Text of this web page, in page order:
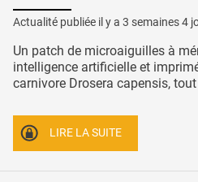
Actualité publiée il y a 3 semaines 4
Un patch de microaiguilles à
intelligence artificielle et
carnivore Drosera capensis, tout
LIRE LA SUITE